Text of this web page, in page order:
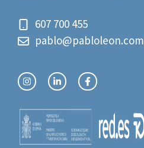
607 700 455
pablo@pabloleon.com